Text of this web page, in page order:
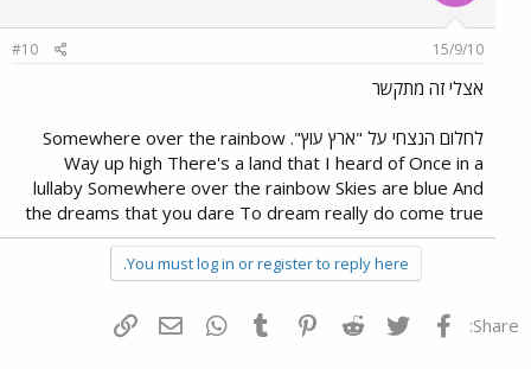
15/9/10
#10
אצלי זה מתקשר
לחלום הנצחי על "ארץ עוץ". Somewhere over the rainbow
Way up high There's a land that I heard of Once in a
lullaby Somewhere over the rainbow Skies are blue And
the dreams that you dare To dream really do come true
You must log in or register to reply here.
Share: פייסבוק Twitter
Reddit
Pinterest
Tumblr
WhatsAppדואר אלקטרוני